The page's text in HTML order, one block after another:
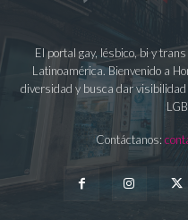
El portal gay, lésbico, bi y
Latinoamérica. Bienvenido a
diversidad y busca dar
Contáctanos: